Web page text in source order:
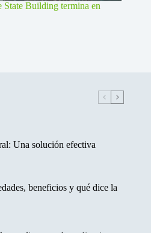
State Building termina en
Una solución efectiva
beneficios y qué dice la